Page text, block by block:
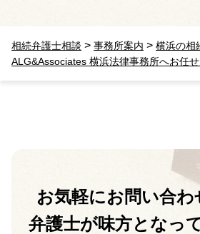
相続弁護士相談 > 事務所案内 > 横浜の相
ALG&Associates 横浜法律事務所へお任せ
お気軽にお問い合
弁護士が味方となっ